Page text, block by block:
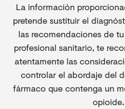
La información
pretende sustituir el
las recomendaciones de
profesional sanitario, te
atentamente las
controlar el abordaje del
fármaco que contenga un
opioide.